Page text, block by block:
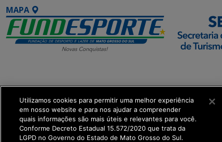
MAPA
Executiva de
Transformação Digital
get_footer();
Utilizamos cookies para permitir uma melhor experiência
em nosso website e para nos ajudar a compreender
quais informações são mais úteis e relevantes para você.
Conforme Decreto Estadual 15.572/2020 que trata da
LGPD no Governo do Estado de Mato Grosso do Sul.